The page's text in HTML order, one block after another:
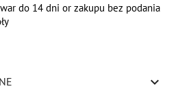
do 14 dni or zakupu bez podania
